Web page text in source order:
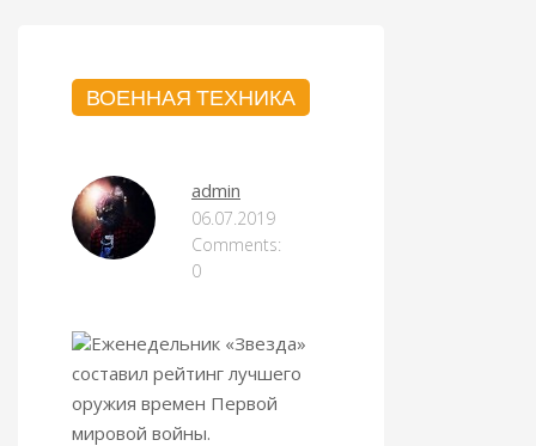
ВОЕННАЯ ТЕХНИКА
admin
06.07.2019
Comments:
0
Еженедельник «Звезда»
составил рейтинг лучшего
оружия времен Первой
мировой войны.